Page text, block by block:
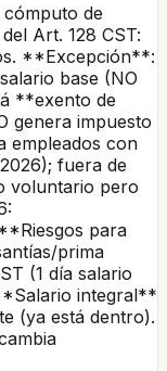
de
Art. 128 CST:
**Excepción**:
base (NO
**exento de
genera impuesto
empleados con
fuera de
voluntario pero
para
prima
(1 día salario
integral**
(ya está dentro).